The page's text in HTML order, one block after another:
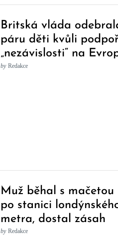
Britská vláda
páru děti kvůli
„nezávislosti“ na
by Redakce
Muž běhal s mačetou
po stanici
metra, dostal zásah
taserem. Neziskovka
by Redakce